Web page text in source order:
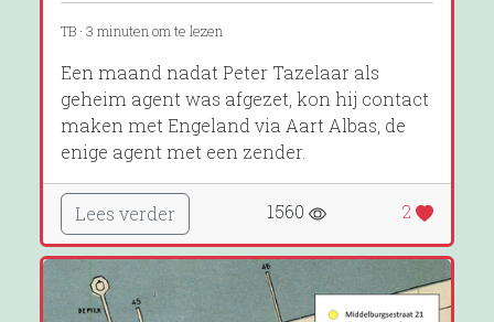
TB · 3 minuten om te lezen
Een maand nadat Peter Tazelaar als
geheim agent was afgezet, kon hij contact
maken met Engeland via Aart Albas, de
enige agent met een zender.
Lees verder 1560 2